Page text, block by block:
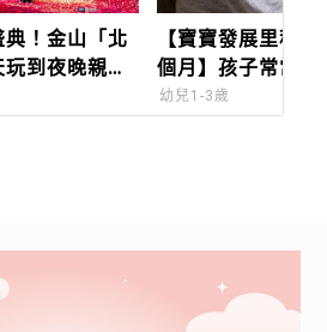
！金山「北
到夜晚親子
【寶寶發展里程
個月】孩子常常說
實是自我意識的表
幼兒1-3歲